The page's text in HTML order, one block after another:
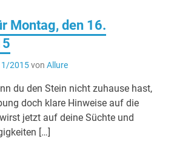
Montag, den 16.
2015von Allure
du den Stein nicht zuhause hast,
doch klare Hinweise auf die
jetzt auf deine Süchte und
[…]